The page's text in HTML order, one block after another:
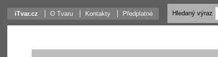
iTvar.cz O Tvaru Kontakty Předplatné Hledaný výraz